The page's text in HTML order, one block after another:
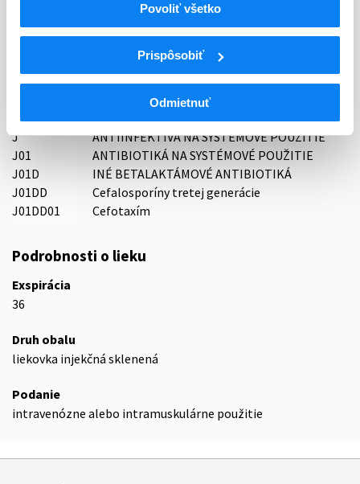
Povoliť všetko
Prispôsobiť
Odmietnuť
15 - ANTIBIOTICA (PROTI MIKROB. A VÍRUSOVÝM
INFEKCIAM)
ATC
J
ANTIINFEKTÍVA NA SYSTÉMOVÉ POUŽITIE
J01
ANTIBIOTIKÁ NA SYSTÉMOVÉ POUŽITIE
J01D
INÉ BETALAKTÁMOVÉ ANTIBIOTIKÁ
J01DD
Cefalosporíny tretej generácie
J01DD01
Cefotaxím
Podrobnosti o lieku
Exspirácia
36
Druh obalu
liekovka injekčná sklenená
Podanie
intravenózne alebo intramuskulárne použitie